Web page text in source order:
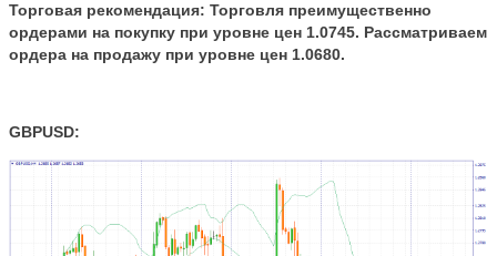
Торговая рекомендация: Торговля преимущественно
ордерами на покупку при уровне цен 1.0745. Рассматриваем
ордера на продажу при уровне цен 1.0680.
GBPUSD: